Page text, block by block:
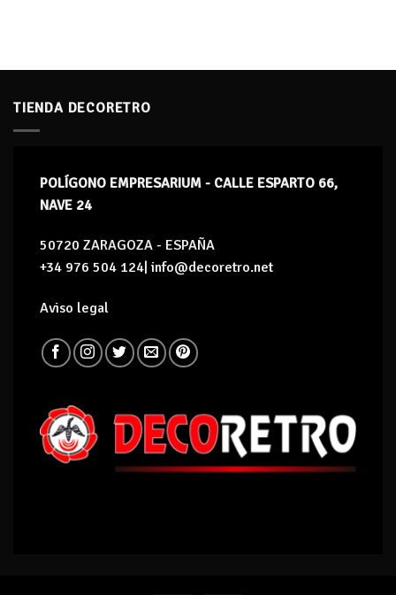
TIENDA DECORETRO
POLÍGONO EMPRESARIUM - CALLE ESPARTO 66,
NAVE 24
50720 ZARAGOZA - ESPAÑA
+34 976 504 124| info@decoretro.net
Aviso legal